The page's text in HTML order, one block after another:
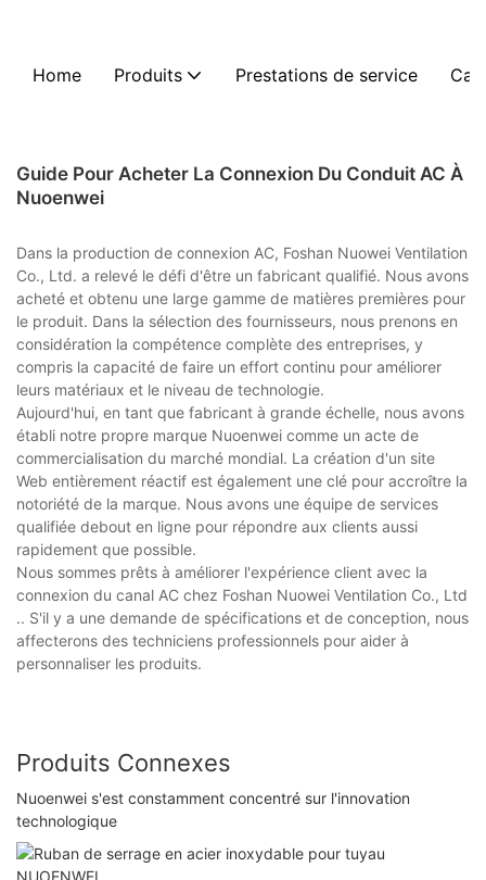
Home Produits Prestations de service Cas
Guide Pour Acheter La Connexion Du Conduit AC À
Nuoenwei
Dans la production de connexion AC, Foshan Nuowei Ventilation
Co., Ltd. a relevé le défi d'être un fabricant qualifié. Nous avons
acheté et obtenu une large gamme de matières premières pour
le produit. Dans la sélection des fournisseurs, nous prenons en
considération la compétence complète des entreprises, y
compris la capacité de faire un effort continu pour améliorer
leurs matériaux et le niveau de technologie.
Aujourd'hui, en tant que fabricant à grande échelle, nous avons
établi notre propre marque Nuoenwei comme un acte de
commercialisation du marché mondial. La création d'un site
Web entièrement réactif est également une clé pour accroître la
notoriété de la marque. Nous avons une équipe de services
qualifiée debout en ligne pour répondre aux clients aussi
rapidement que possible.
Nous sommes prêts à améliorer l'expérience client avec la
connexion du canal AC chez Foshan Nuowei Ventilation Co., Ltd
.. S'il y a une demande de spécifications et de conception, nous
affecterons des techniciens professionnels pour aider à
personnaliser les produits.
Produits Connexes
Nuoenwei s'est constamment concentré sur l'innovation
technologique